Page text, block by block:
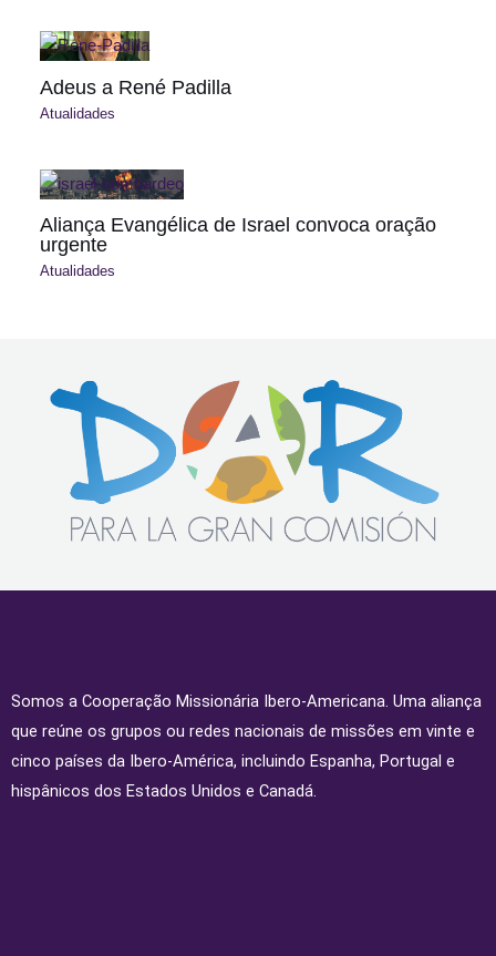
Adeus a René Padilla
Atualidades
Aliança Evangélica de Israel convoca oração
urgente
Atualidades
Somos a Cooperação Missionária Ibero-Americana. Uma aliança
que reúne os grupos ou redes nacionais de missões em vinte e
cinco países da Ibero-América, incluindo Espanha, Portugal e
hispânicos dos Estados Unidos e Canadá.